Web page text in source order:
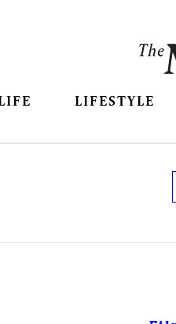
LIFESTYLE